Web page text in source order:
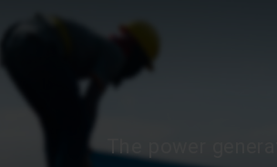
The power